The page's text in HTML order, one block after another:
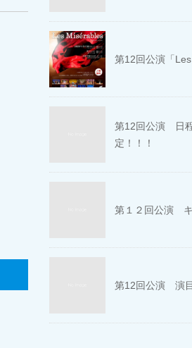
第12回公演「Les
第12回公演 日
定！！！
第１２回公演 キ
第12回公演 演